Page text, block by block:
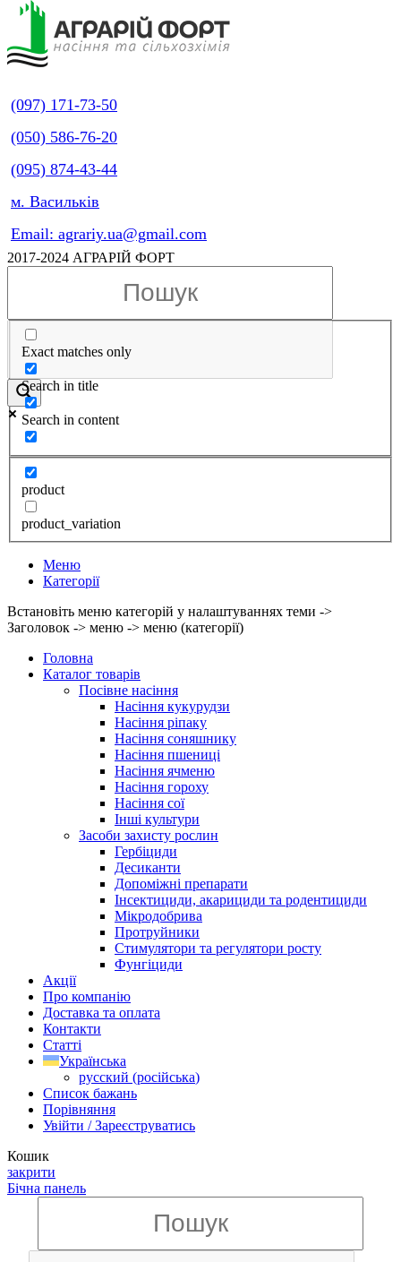
(097) 171-73-50
(050) 586-76-20
(095) 874-43-44
м. Васильків
Email: agrariy.ua@gmail.com
2017-2024 АГРАРІЙ ФОРТ
Exact matches only
Search in title
Search in content
product
product_variation
Меню
Категорії
Встановіть меню категорій у налаштуваннях теми ->
Заголовок -> меню -> меню (категорії)
Головна
Каталог товарів
Посівне насіння
Насіння кукурудзи
Насіння ріпаку
Насіння соняшнику
Насіння пшениці
Насіння ячменю
Насіння гороху
Насіння сої
Інші культури
Засоби захисту рослин
Гербіциди
Десиканти
Допоміжні препарати
Інсектициди, акарициди та родентициди
Мікродобрива
Протруйники
Стимулятори та регулятори росту
Фунгіциди
Акції
Про компанію
Доставка та оплата
Контакти
Статті
Українська
русский (російська)
Список бажань
Порівняння
Увійти / Зареєструватись
Кошик
закрити
Бічна панель